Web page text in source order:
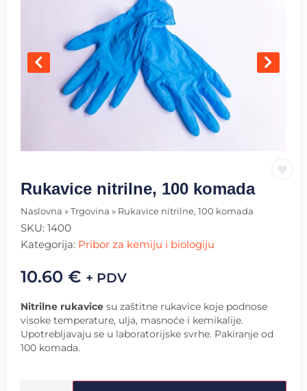
Rukavice nitrilne, 100 komada
Naslovna » Trgovina » Rukavice nitrilne, 100 komada
SKU: 1400
Kategorija: Pribor za kemiju i biologiju
10.60 € + PDV
Nitrilne rukavice su zaštitne rukavice koje podnose
visoke temperature, ulja, masnoće i kemikalije.
Upotrebljavaju se u laboratorijske svrhe. Pakiranje od
100 komada.